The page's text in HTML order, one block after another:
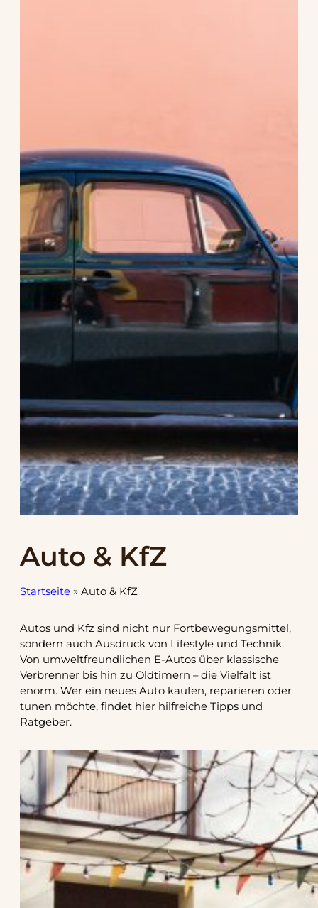
Auto & KfZ
Startseite » Auto & KfZ
Autos und Kfz sind nicht nur Fortbewegungsmittel,
sondern auch Ausdruck von Lifestyle und Technik.
Von umweltfreundlichen E-Autos über klassische
Verbrenner bis hin zu Oldtimern – die Vielfalt ist
enorm. Wer ein neues Auto kaufen, reparieren oder
tunen möchte, findet hier hilfreiche Tipps und
Ratgeber.